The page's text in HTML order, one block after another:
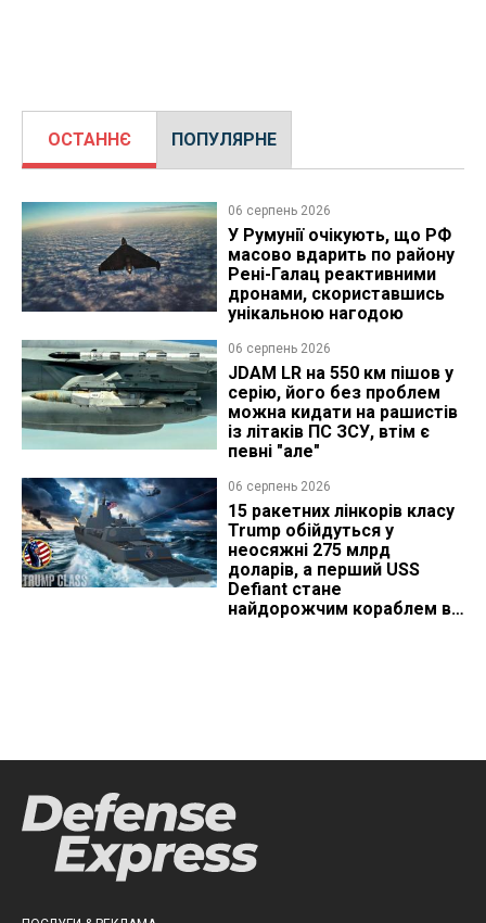
ОСТАННЄ ПОПУЛЯРНЕ
06 серпень 2026
У Румунії очікують, що РФ
масово вдарить по району
Рені-Галац реактивними
дронами, скориставшись
унікальною нагодою
06 серпень 2026
JDAM LR на 550 км пішов у
серію, його без проблем
можна кидати на рашистів
із літаків ПС ЗСУ, втім є
певні "але"
06 серпень 2026
15 ракетних лінкорів класу
Trump обійдуться у
неосяжні 275 млрд
доларів, а перший USS
Defiant стане
найдорожчим кораблем в